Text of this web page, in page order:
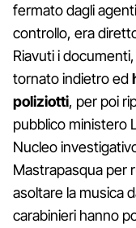
fermato dagli
controllo, era
Riavuti i
tornato indietro ed
poliziotti, per poi
pubblico ministero
Nucleo
Mastrapasqua per
asoltare la musica
carabinieri hanno